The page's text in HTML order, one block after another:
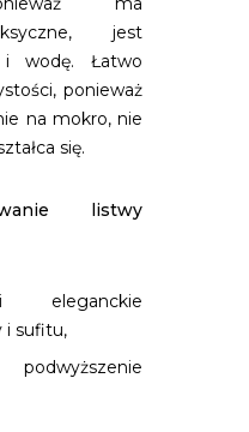
jest
wodę. Łatwo
ponieważ
na mokro, nie
się.
listwy
eleganckie
i sufitu,